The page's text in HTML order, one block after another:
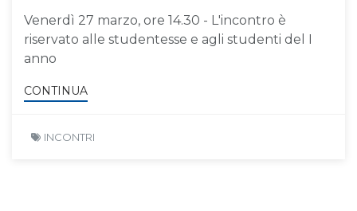
Venerdì 27 marzo, ore 14.30 - L'incontro è
riservato alle studentesse e agli studenti del I
anno
CONTINUA
INCONTRI